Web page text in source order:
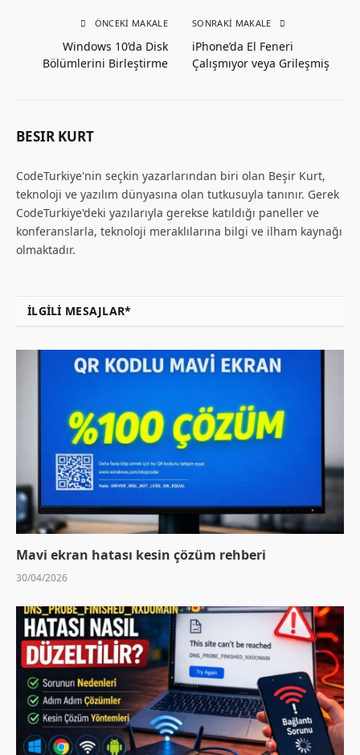
ÖNCEKI MAKALE
Windows 10’da Disk
Bölümlerini Birleştirme
SONRAKI MAKALE
iPhone’da El Feneri
Çalışmıyor veya Grileşmiş
BESIR KURT
CodeTurkiye'nin seçkin yazarlarından biri olan Beşir Kurt,
teknoloji ve yazılım dünyasına olan tutkusuyla tanınır. Gerek
CodeTurkiye'deki yazılarıyla gerekse katıldığı paneller ve
konferanslarla, teknoloji meraklılarına bilgi ve ilham kaynağı
olmaktadır.
İLGILI MESAJLAR*
Mavi ekran hatası kesin çözüm rehberi
30/04/2026